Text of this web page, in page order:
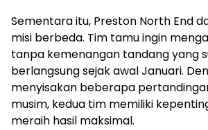
Sementara itu, Preston North End
misi berbeda. Tim tamu ingin
tanpa kemenangan tandang yang
berlangsung sejak awal Januari.
menyisakan beberapa
musim, kedua tim memiliki
meraih hasil maksimal.